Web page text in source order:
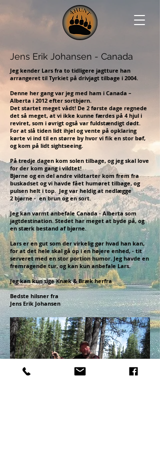
Jens Erik Johansen - Canada
Jeg kender Lars fra to tidligere jagtture han
arrangeret til Tyrkiet på drivjagt tilbage i 2004.
Denne her gang var jeg med ham i Canada –
Alberta i 2012 efter sortbjørn.
Det startet meget vådt! De 2 første dage regnede
det så meget, at vi ikke kunne færdes på 4 hjul i
reviret, som i øvrigt også var fuldstændigt dødt.
For at slå tiden lidt ihjel og vente på opklaring
kørte vi ind til en større by hvor vi fik en stor bøf,
og kom på lidt sightseeing.
På tredje dagen kom solen tilbage, og jeg skal love
for der kom gang i vildtet!
Bjørne og en del andre vildtarter kom frem fra
buskadset og vi havde fået humøret tilbage, og
pulsen helt i top. Jeg var heldig at nedlægge
2 bjørne - en brun og en sort.
Jeg kan varmt anbefale Canada - Alberta som
jagtdestination. Stedet har meget at byde på, og
en stærk bestand af bjørne.
Lars er en gut som der virkelig gør hvad han kan,
for at det hele skal gå op i en højere enhed, - tit
serveret med en stor portion humor. Jeg havde en
fremragende tur, og kan kun anbefale Lars.
Jeg kan kun sige Knæk & Bræk herfra
Bedste hilsner fra
Jens Erik Johansen